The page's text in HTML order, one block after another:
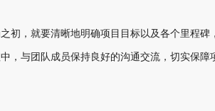
之初，就要清晰地明确项目目标以及各个里程
中，与团队成员保持良好的沟通交流，切实保